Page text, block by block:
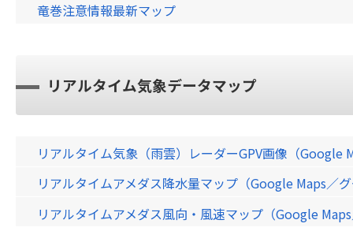
竜巻注意情報最新マップ
リアルタイム気象データマップ
リアルタイム気象（雨雲）レーダーGPV画像（Google
リアルタイムアメダス降水量マップ（Google Maps／
リアルタイムアメダス風向・風速マップ（Google